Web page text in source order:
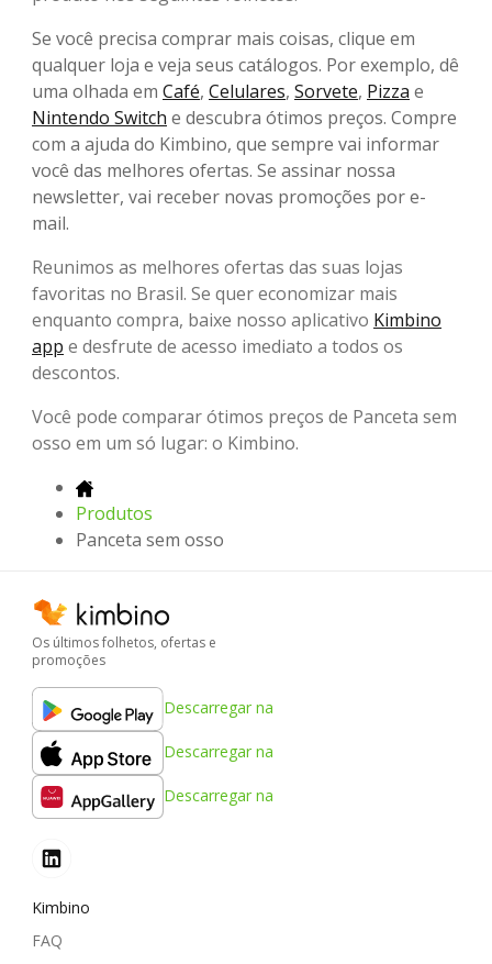
Se você precisa comprar mais coisas, clique em
qualquer loja e veja seus catálogos. Por exemplo, dê
uma olhada em Café, Celulares, Sorvete, Pizza e
Nintendo Switch e descubra ótimos preços. Compre
com a ajuda do Kimbino, que sempre vai informar
você das melhores ofertas. Se assinar nossa
newsletter, vai receber novas promoções por e-
mail.
Reunimos as melhores ofertas das suas lojas
favoritas no Brasil. Se quer economizar mais
enquanto compra, baixe nosso aplicativo Kimbino
app e desfrute de acesso imediato a todos os
descontos.
Você pode comparar ótimos preços de Panceta sem
osso em um só lugar: o Kimbino.
Produtos
Panceta sem osso
Os últimos folhetos, ofertas e
promoções
Descarregar na
Descarregar na
Descarregar na
Kimbino
FAQ